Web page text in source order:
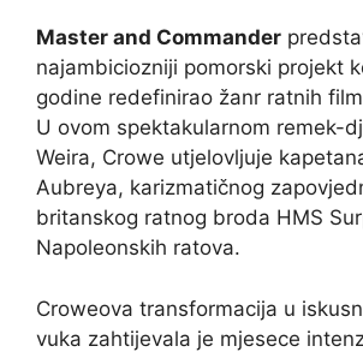
Master and Commander
najambiciozniji pomorski projekt
godine redefinirao žanr ratnih
U ovom spektakularnom remek-
Weira, Crowe utjelovljuje
Aubreya, karizmatičnog
britanskog ratnog broda HMS
Napoleonskih ratova.
Croweova transformacija u
vuka zahtijevala je mjesece